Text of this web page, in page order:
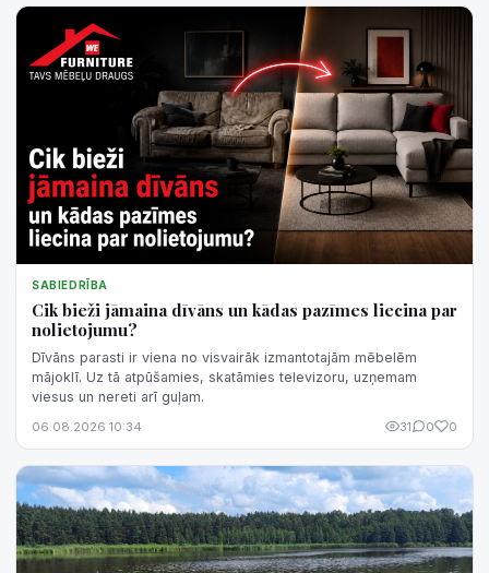
SABIEDRĪBA
Cik bieži jāmaina dīvāns un kādas pazīmes liecina par
nolietojumu?
Dīvāns parasti ir viena no visvairāk izmantotajām mēbelēm
mājoklī. Uz tā atpūšamies, skatāmies televizoru, uzņemam
viesus un nereti arī guļam.
06.08.2026 10:34 31 0 0